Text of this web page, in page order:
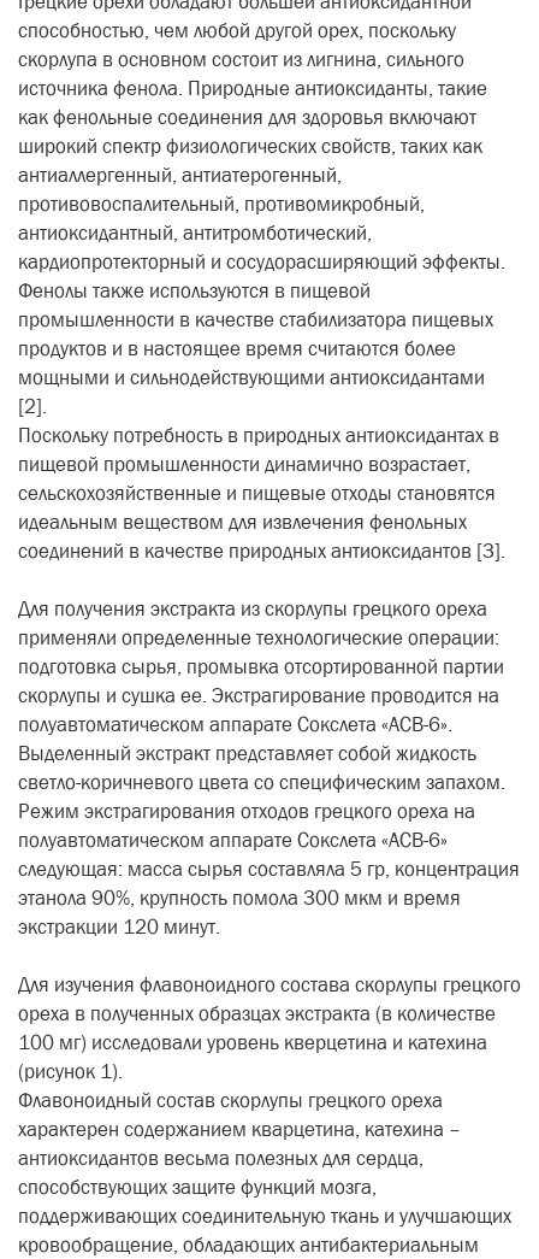
способностью, чем любой другой орех, поскольку
скорлупа в основном состоит из лигнина, сильного
источника фенола. Природные антиоксиданты, такие
как фенольные соединения для здоровья включают
широкий спектр физиологических свойств, таких как
антиаллергенный, антиатерогенный,
противовоспалительный, противомикробный,
антиоксидантный, антитромботический,
кардиопротекторный и сосудорасширяющий эффекты.
Фенолы также используются в пищевой
промышленности в качестве стабилизатора пищевых
продуктов и в настоящее время считаются более
мощными и сильнодействующими антиоксидантами
[2].
Поскольку потребность в природных антиоксидантах в
пищевой промышленности динамично возрастает,
сельскохозяйственные и пищевые отходы становятся
идеальным веществом для извлечения фенольных
соединений в качестве природных антиоксидантов [3].
Для получения экстракта из скорлупы грецкого ореха
применяли определенные технологические операции:
подготовка сырья, промывка отсортированной партии
скорлупы и сушка ее. Экстрагирование проводится на
полуавтоматическом аппарате Сокслета «АСВ-6».
Выделенный экстракт представляет собой жидкость
светло-коричневого цвета со специфическим запахом.
Режим экстрагирования отходов грецкого ореха на
полуавтоматическом аппарате Сокслета «АСВ-6»
следующая: масса сырья составляла 5 гр, концентрация
этанола 90%, крупность помола 300 мкм и время
экстракции 120 минут.
Для изучения флавоноидного состава скорлупы грецкого
ореха в полученных образцах экстракта (в количестве
100 мг) исследовали уровень кверцетина и катехина
(рисунок 1).
Флавоноидный состав скорлупы грецкого ореха
характерен содержанием кварцетина, катехина –
антиоксидантов весьма полезных для сердца,
способствующих защите функций мозга,
поддерживающих соединительную ткань и улучшающих
кровообращение, обладающих антибактериальным